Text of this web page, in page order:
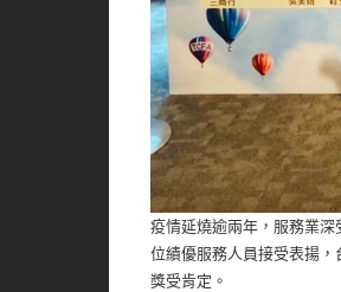
疫情延燒逾兩年，服務業
位績優服務人員接受表揚
獎受肯定。